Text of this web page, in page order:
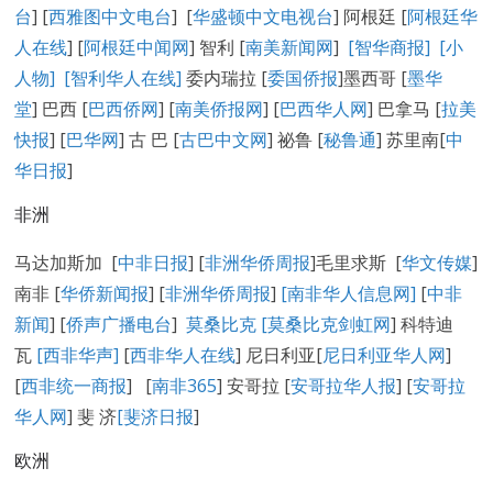
台] [西雅图中文电台] [华盛顿中文电视台] 阿根廷 [阿根廷华
人在线] [阿根廷中闻网] 智利 [南美新闻网] [智华商报] [小
人物] [智利华人在线] 委内瑞拉 [委国侨报]墨西哥 [墨华
堂] 巴西 [巴西侨网] [南美侨报网] [巴西华人网] 巴拿马 [拉美
快报] [巴华网] 古 巴 [古巴中文网] 祕鲁 [秘鲁通] 苏里南[中
华日报]
非洲
马达加斯加 [中非日报] [非洲华侨周报]毛里求斯 [华文传媒]
南非 [华侨新闻报] [非洲华侨周报] [南非华人信息网] [中非
新闻] [侨声广播电台]莫桑比克 [莫桑比克剑虹网] 科特迪
瓦 [西非华声] [西非华人在线] 尼日利亚[尼日利亚华人网]
[西非统一商报] [南非365] 安哥拉 [安哥拉华人报] [安哥拉
华人网] 斐 济[斐济日报]
欧洲